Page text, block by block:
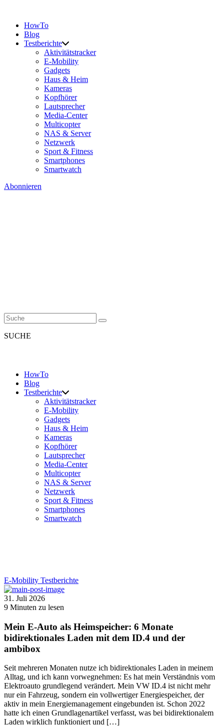
HowTo
Blog
Testberichte
Aktivitätstracker
E-Mobility
Gadgets
Haus & Heim
Kameras
Kopfhörer
Lautsprecher
Media-Center
Multicopter
NAS & Server
Netzwerk
Sport & Fitness
Smartphones
Smartwatch
Abonnieren
SUCHE
HowTo
Blog
Testberichte
Aktivitätstracker
E-Mobility
Gadgets
Haus & Heim
Kameras
Kopfhörer
Lautsprecher
Media-Center
Multicopter
NAS & Server
Netzwerk
Sport & Fitness
Smartphones
Smartwatch
E-Mobility Testberichte
31. Juli 2026
9 Minuten zu lesen
Mein E-Auto als Heimspeicher: 6 Monate
bidirektionales Laden mit dem ID.4 und der
ambibox
Seit mehreren Monaten nutze ich bidirektionales Laden in meinem
Alltag, und ich kann vorwegnehmen: Es hat mein Verständnis vom
Elektroauto grundlegend verändert. Mein VW ID.4 ist nicht mehr
nur ein Fahrzeug, sondern ein vollwertiger Energiespeicher, der
aktiv in mein Energiemanagement eingebunden ist. Schon 2022
hatte ich einen Grundlagenartikel verfasst, was bei bidirektionalem
Laden wirklich funktioniert und […]